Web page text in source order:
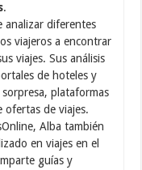
.
analizar diferentes
viajeros a encontrar
viajes. Sus análisis
de hoteles y
plataformas
ofertas de viajes.
Alba también
en viajes en el
guías y